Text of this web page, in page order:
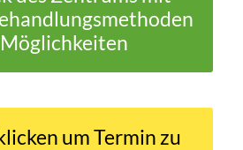
um Termin zu